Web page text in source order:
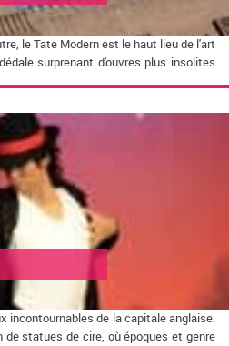
le Tate Modern est le haut lieu de l'art
surprenant d'ouvres plus insolites
incontournables de la capitale anglaise.
statues de cire, où époques et genre